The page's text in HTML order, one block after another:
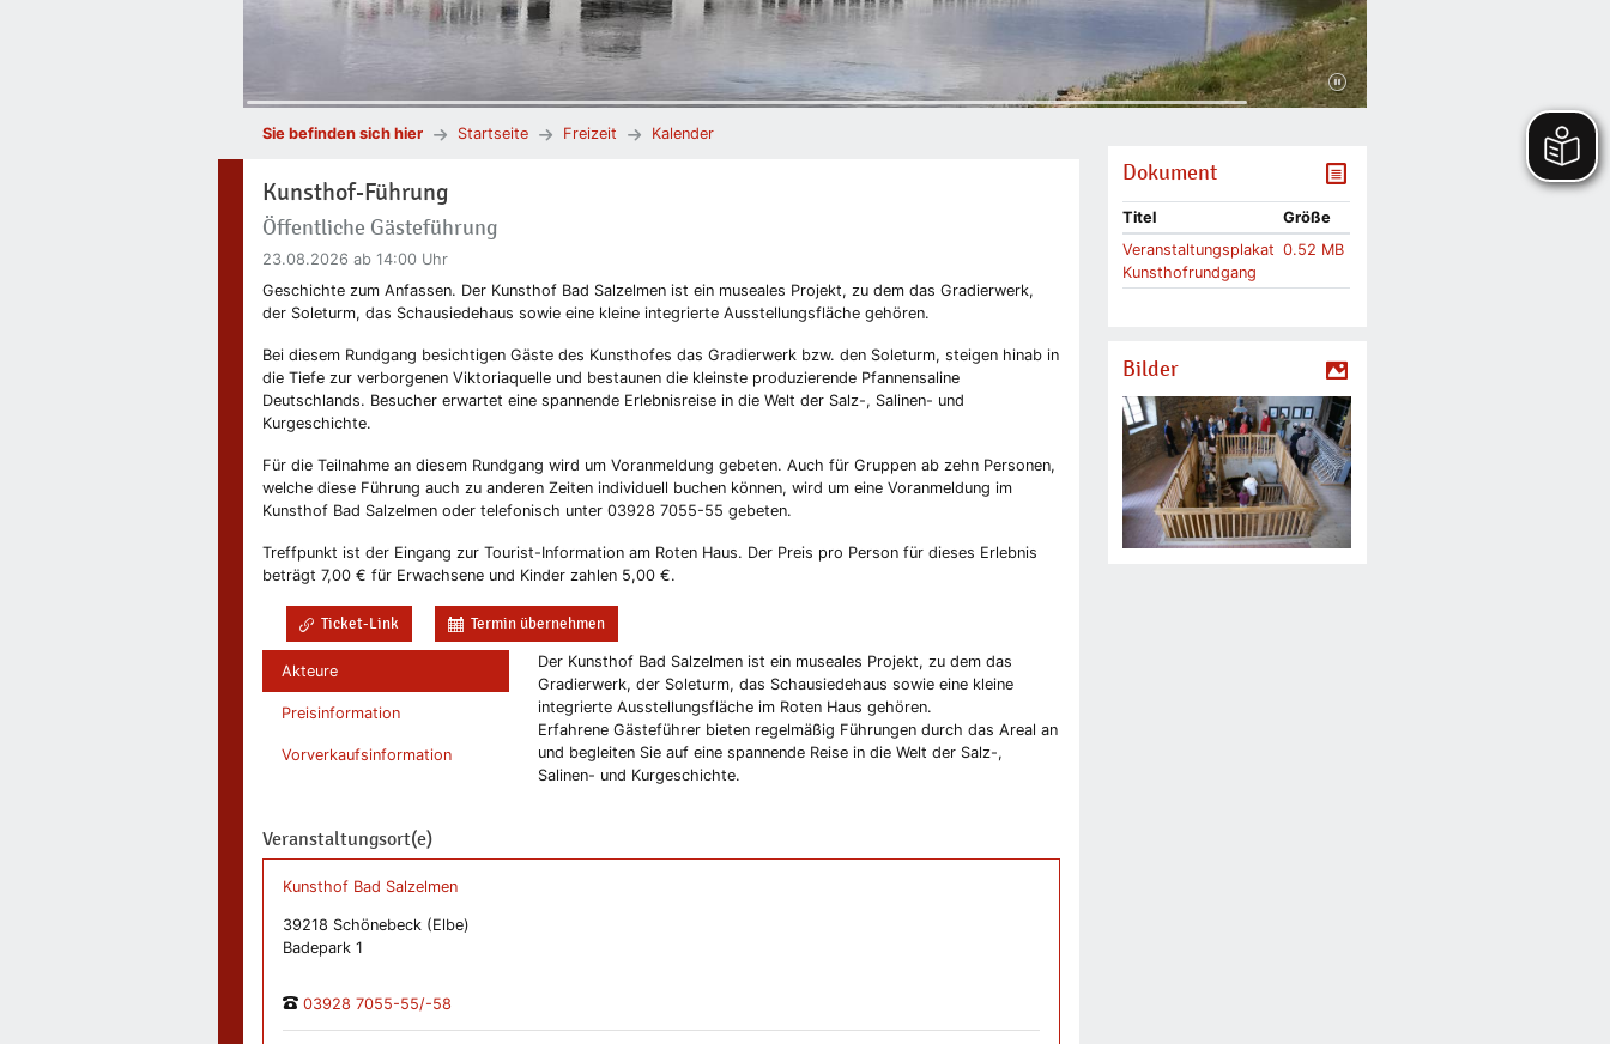
Sie befinden sich hier Startseite Freizeit Kalender
Kunsthof-Führung
Öffentliche Gästeführung
23.08.2026 ab 14:00 Uhr
Geschichte zum Anfassen. Der Kunsthof Bad Salzelmen ist ein museales Projekt, zu dem das Gradierwerk,
der Soleturm, das Schausiedehaus sowie eine kleine integrierte Ausstellungsfläche gehören.
Bei diesem Rundgang besichtigen Gäste des Kunsthofes das Gradierwerk bzw. den Soleturm, steigen hinab in
die Tiefe zur verborgenen Viktoriaquelle und bestaunen die kleinste produzierende Pfannensaline
Deutschlands. Besucher erwartet eine spannende Erlebnisreise in die Welt der Salz-, Salinen- und
Kurgeschichte.
Für die Teilnahme an diesem Rundgang wird um Voranmeldung gebeten. Auch für Gruppen ab zehn Personen,
welche diese Führung auch zu anderen Zeiten individuell buchen können, wird um eine Voranmeldung im
Kunsthof Bad Salzelmen oder telefonisch unter 03928 7055-55 gebeten.
Treffpunkt ist der Eingang zur Tourist-Information am Roten Haus. Der Preis pro Person für dieses Erlebnis
beträgt 7,00 € für Erwachsene und Kinder zahlen 5,00 €.
Ticket-Link Termin übernehmen
Akteure
Preisinformation
Vorverkaufsinformation
Der Kunsthof Bad Salzelmen ist ein museales Projekt, zu dem das
Gradierwerk, der Soleturm, das Schausiedehaus sowie eine kleine
integrierte Ausstellungsfläche im Roten Haus gehören.
Erfahrene Gästeführer bieten regelmäßig Führungen durch das Areal an
und begleiten Sie auf eine spannende Reise in die Welt der Salz-,
Salinen- und Kurgeschichte.
Veranstaltungsort(e)
Kunsthof Bad Salzelmen
39218 Schönebeck (Elbe)
Badepark 1
03928 7055-55/-58
Dokument
Titel
Größe
Veranstaltungsplakat
Kunsthofrundgang
0.52 MB
Bilder